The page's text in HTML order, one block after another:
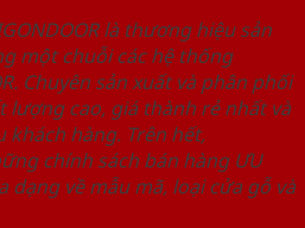
là thương hiệu sản
một chuỗi các hệ thống
Chuyên sản xuất và phân phối
cao, giá thành rẻ nhất và
khách hàng. Trên hết,
chính sách bán hàng ƯU
dạng về mẫu mã, loại cửa gỗ và